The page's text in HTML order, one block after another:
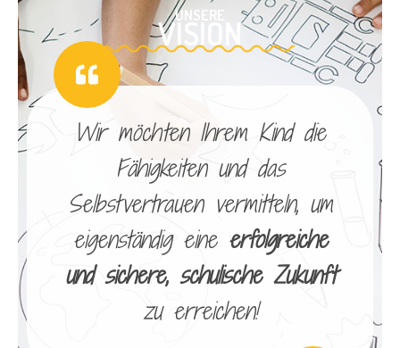
UNSERE
VISION
Wir möchten Ihrem Kind die
Fähigkeiten und das
Selbstvertrauen vermitteln, um
eigenständig eine erfolgreiche
und sichere, schulische Zukunft
zu erreichen!